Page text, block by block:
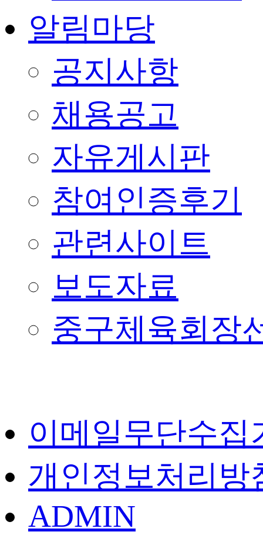
알림마당
공지사항
채용공고
자유게시판
참여인증후기
관련사이트
보도자료
중구체육회장
이메일무단수집
개인정보처리방
ADMIN